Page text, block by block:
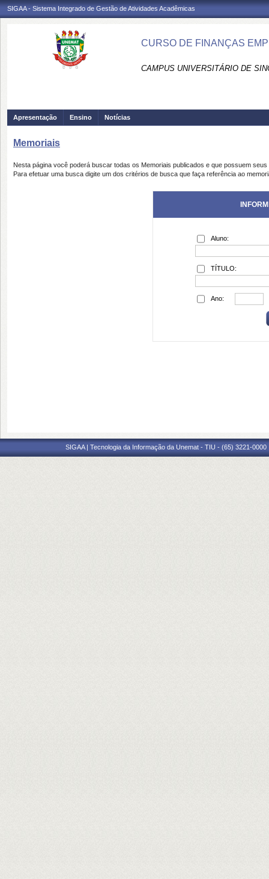
SIGAA - Sistema Integrado de Gestão de Atividades Acadêmicas
CURSO DE FINANÇAS
CAMPUS UNIVERSITÁRIO DE
Apresentação Ensino Notícias
Memoriais
Nesta página você poderá buscar todas os Memoriais publicados e que possuem
Para efetuar uma busca digite um dos critérios de busca que faça referência ao
Aluno:
TÍTULO:
Ano:
SIGAA | Tecnologia da Informação da Unemat - TIU - (65) 3221-